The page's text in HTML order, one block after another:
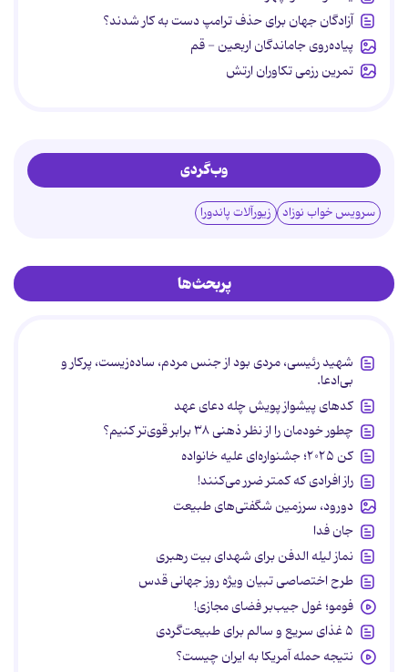
آزادگان جهان برای حذف ترامپ دست به کار شدند؟
پیاده‌روی جاماندگان اربعین - قم
تمرین رزمی تکاوران ارتش
وب‌گردی
سرویس خواب نوزاد زیورآلات پاندورا
پربحث‌ها
شهید رئیسی، مردی بود از جنس مردم، ساده‌زیست، پرکار و
بی‌ادعا.
کدهای پیشواز پویش چله دعای عهد
چطور خودمان را از نظر ذهنی ۳۸ برابر قوی‌تر کنیم؟
کن ۲۰۲۵؛ جشنواره‌ای علیه خانواده
راز افرادی که کمتر ضرر می‌کنند!
دورود، سرزمین شگفتی‌های طبیعت
جان فدا
نماز لیله الدفن برای شهدای بیت رهبری
طرح اختصاصی تبیان ویژه روز جهانی قدس
فومو؛ غول جیب‌بر فضای مجازی!
۵ غذای سریع و سالم برای طبیعت‌گردی
نتیجه حمله آمریکا به ایران چیست؟